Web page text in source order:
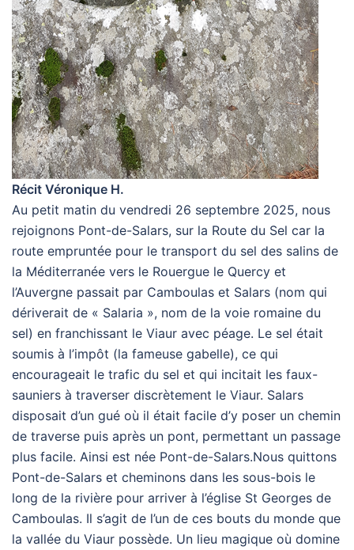
Récit Véronique H.
Au petit matin du vendredi 26 septembre 2025, nous
rejoignons Pont-de-Salars, sur la Route du Sel car la
route empruntée pour le transport du sel des salins de
la Méditerranée vers le Rouergue le Quercy et
l’Auvergne passait par Camboulas et Salars (nom qui
dériverait de « Salaria », nom de la voie romaine du
sel) en franchissant le Viaur avec péage. Le sel était
soumis à l’impôt (la fameuse gabelle), ce qui
encourageait le trafic du sel et qui incitait les faux-
sauniers à traverser discrètement le Viaur. Salars
disposait d’un gué où il était facile d’y poser un chemin
de traverse puis après un pont, permettant un passage
plus facile. Ainsi est née Pont-de-Salars.Nous quittons
Pont-de-Salars et cheminons dans les sous-bois le
long de la rivière pour arriver à l’église St Georges de
Camboulas. Il s’agit de l’un de ces bouts du monde que
la vallée du Viaur possède. Un lieu magique où domine